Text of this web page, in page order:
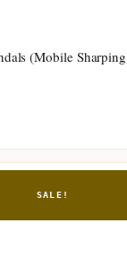
(Mobile
SALE!